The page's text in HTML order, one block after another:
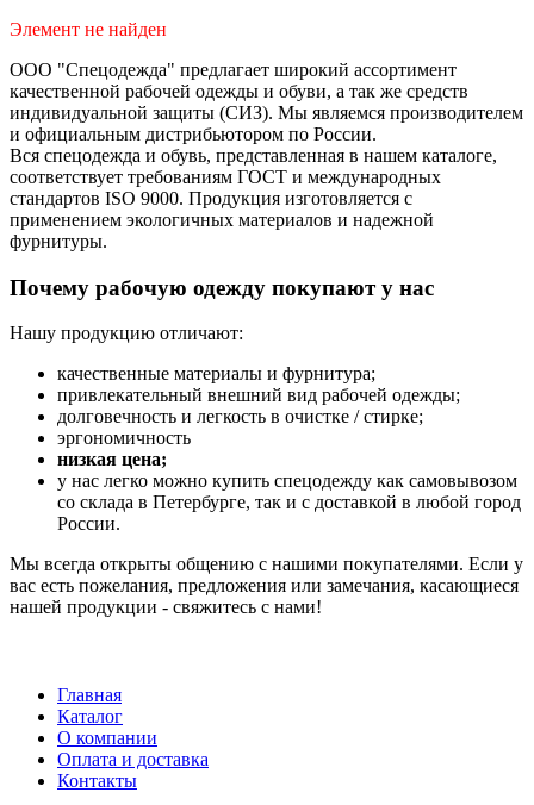
Элемент не найден
ООО "Спецодежда" предлагает широкий ассортимент
качественной рабочей одежды и обуви, а так же средств
индивидуальной защиты (СИЗ). Мы являемся производителем
и официальным дистрибьютором по России.
Вся спецодежда и обувь, представленная в нашем каталоге,
соответствует требованиям ГОСТ и международных
стандартов ISO 9000. Продукция изготовляется с
применением экологичных материалов и надежной
фурнитуры.
Почему рабочую одежду покупают у нас
Нашу продукцию отличают:
качественные материалы и фурнитура;
привлекательный внешний вид рабочей одежды;
долговечность и легкость в очистке / стирке;
эргономичность
низкая цена;
у нас легко можно купить спецодежду как самовывозом
со склада в Петербурге, так и с доставкой в любой город
России.
Мы всегда открыты общению с нашими покупателями. Если у
вас есть пожелания, предложения или замечания, касающиеся
нашей продукции - свяжитесь с нами!
Главная
Каталог
О компании
Оплата и доставка
Контакты